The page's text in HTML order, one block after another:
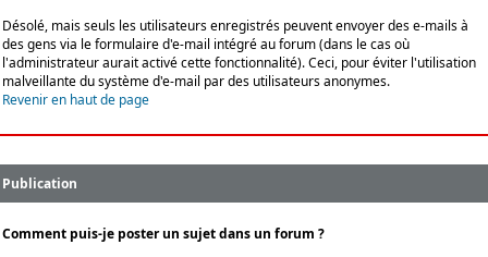
Désolé, mais seuls les utilisateurs enregistrés peuvent envoyer des e-mails à
des gens via le formulaire d'e-mail intégré au forum (dans le cas où
l'administrateur aurait activé cette fonctionnalité). Ceci, pour éviter l'utilisation
malveillante du système d'e-mail par des utilisateurs anonymes.
Revenir en haut de page
Publication
Comment puis-je poster un sujet dans un forum ?